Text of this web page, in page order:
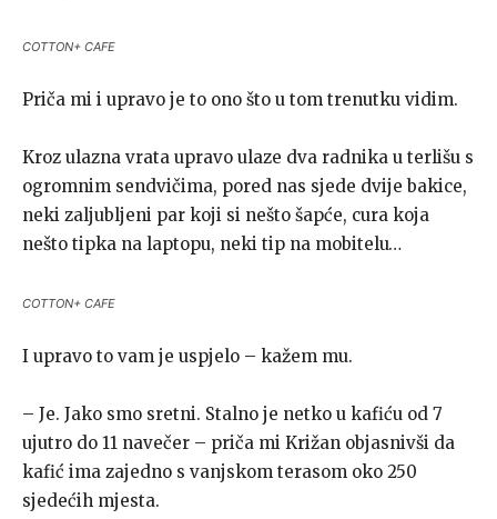
COTTON+ CAFE
Priča mi i upravo je to ono što u tom trenutku vidim.
Kroz ulazna vrata upravo ulaze dva radnika u terlišu s
ogromnim sendvičima, pored nas sjede dvije bakice,
neki zaljubljeni par koji si nešto šapće, cura koja
nešto tipka na laptopu, neki tip na mobitelu…
COTTON+ CAFE
I upravo to vam je uspjelo – kažem mu.
– Je. Jako smo sretni. Stalno je netko u kafiću od 7
ujutro do 11 navečer – priča mi Križan objasnivši da
kafić ima zajedno s vanjskom terasom oko 250
sjedećih mjesta.